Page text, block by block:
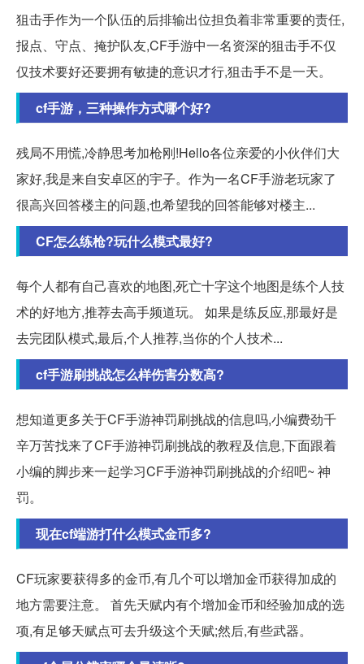
狙击手作为一个队伍的后排输出位担负着非常重要的责任,
报点、守点、掩护队友,CF手游中一名资深的狙击手不仅
仅技术要好还要拥有敏捷的意识才行,狙击手不是一天。
cf手游，三种操作方式哪个好?
残局不用慌,冷静思考加枪刚!Hello各位亲爱的小伙伴们大
家好,我是来自安卓区的宇子。作为一名CF手游老玩家了
很高兴回答楼主的问题,也希望我的回答能够对楼主...
CF怎么练枪?玩什么模式最好?
每个人都有自己喜欢的地图,死亡十字这个地图是练个人技
术的好地方,推荐去高手频道玩。 如果是练反应,那最好是
去完团队模式,最后,个人推荐,当你的个人技术...
cf手游刷挑战怎么样伤害分数高?
想知道更多关于CF手游神罚刷挑战的信息吗,小编费劲千
辛万苦找来了CF手游神罚刷挑战的教程及信息,下面跟着
小编的脚步来一起学习CF手游神罚刷挑战的介绍吧~ 神
罚。
现在cf端游打什么模式金币多?
CF玩家要获得多的金币,有几个可以增加金币获得加成的
地方需要注意。 首先天赋内有个增加金币和经验加成的选
项,有足够天赋点可去升级这个天赋;然后,有些武器。